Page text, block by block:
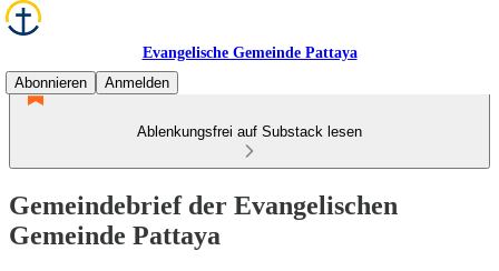
Evangelische Gemeinde Pattaya
Abonnieren
Anmelden
Ablenkungsfrei auf Substack lesen
Gemeindebrief der Evangelischen
Gemeinde Pattaya